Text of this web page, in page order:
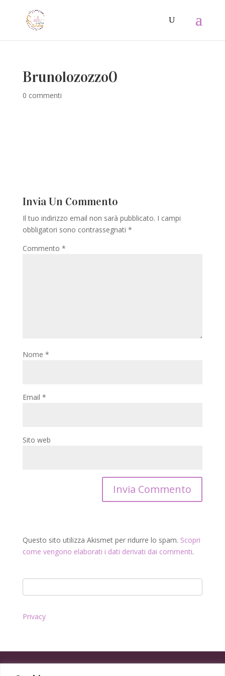
Brunolozozzo0
0 commenti
Invia Un Commento
Il tuo indirizzo email non sarà pubblicato. I campi
obbligatori sono contrassegnati *
Commento *
Nome *
Email *
Sito web
Questo sito utilizza Akismet per ridurre lo spam. Scopri
come vengono elaborati i dati derivati dai commenti.
Privacy